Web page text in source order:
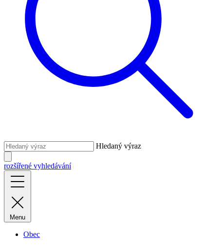
Hledaný výraz
rozšířené vyhledávání
Menu
Obec